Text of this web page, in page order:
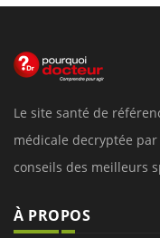
Le site santé de
médicale decryptée
conseils des meilleurs
À PROPOS